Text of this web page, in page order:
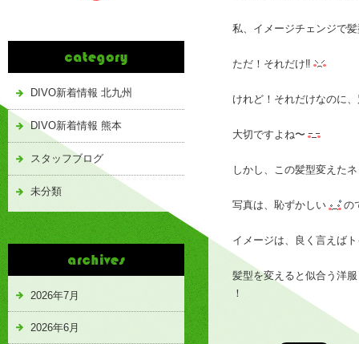
私、イメージチェンジで
ただ！それだけ‼️
けれど！それだけなのに
大切ですよね〜
しかし、この髪型変えた
写真は、恥ずかしい の
イメージは、良く言えば
髪型を変えると似合う洋
！
DIVO新着情報 北九州
DIVO新着情報 熊本
スタッフブログ
未分類
2026年7月
2026年6月